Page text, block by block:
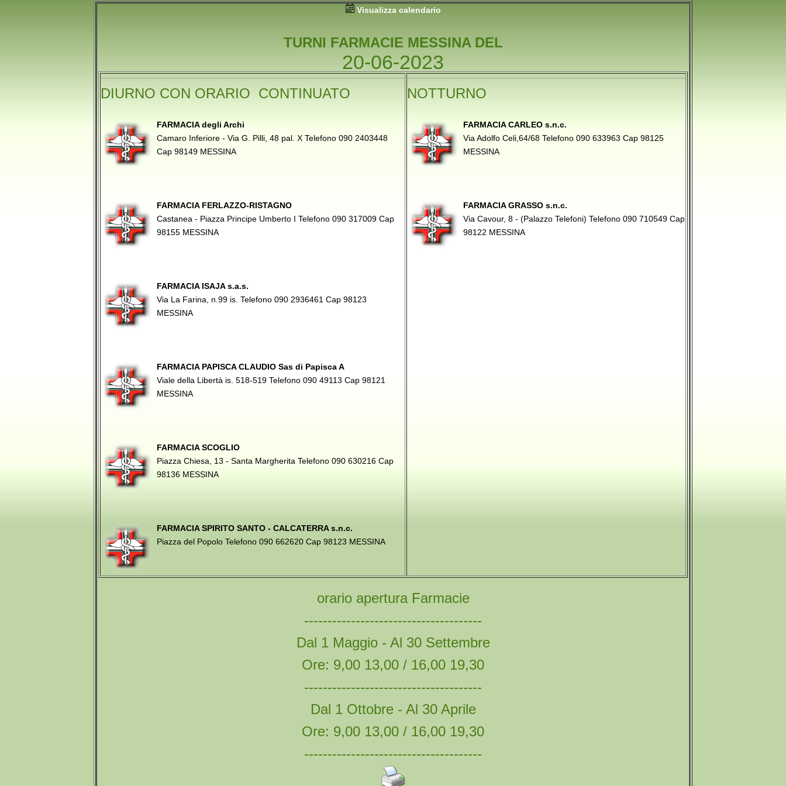
Visualizza calendario
TURNI FARMACIE MESSINA DEL
20-06-2023
DIURNO CON ORARIO CONTINUATO
FARMACIA degli Archi
Camaro Inferiore - Via G. Pilli, 48 pal. X Telefono 090 2403448
Cap 98149 MESSINA
FARMACIA FERLAZZO-RISTAGNO
Castanea - Piazza Principe Umberto I Telefono 090 317009 Cap
98155 MESSINA
FARMACIA ISAJA s.a.s.
Via La Farina, n.99 is. Telefono 090 2936461 Cap 98123
MESSINA
FARMACIA PAPISCA CLAUDIO Sas di Papisca A
Viale della Libertà is. 518-519 Telefono 090 49113 Cap 98121
MESSINA
FARMACIA SCOGLIO
Piazza Chiesa, 13 - Santa Margherita Telefono 090 630216 Cap
98136 MESSINA
FARMACIA SPIRITO SANTO - CALCATERRA s.n.c.
Piazza del Popolo Telefono 090 662620 Cap 98123 MESSINA
NOTTURNO
FARMACIA CARLEO s.n.c.
Via Adolfo Celi,64/68 Telefono 090 633963 Cap 98125
MESSINA
FARMACIA GRASSO s.n.c.
Via Cavour, 8 - (Palazzo Telefoni) Telefono 090 710549 Cap
98122 MESSINA
orario apertura Farmacie
--------------------------------------
Dal 1 Maggio - Al 30 Settembre
Ore: 9,00 13,00 / 16,00 19,30
--------------------------------------
Dal 1 Ottobre - Al 30 Aprile
Ore: 9,00 13,00 / 16,00 19,30
--------------------------------------